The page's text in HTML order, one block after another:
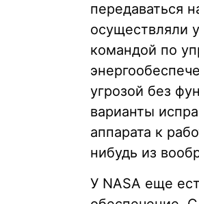
передаваться
осуществляли
командой по
угрозой без
варианты
аппарата к
нибудь из
У NASA еще